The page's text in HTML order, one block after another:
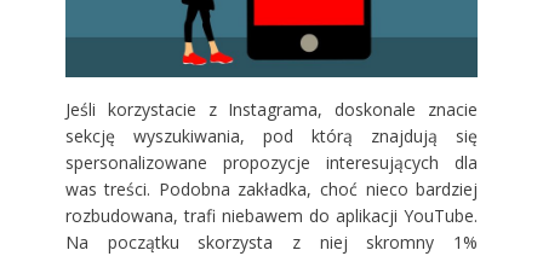
Jeśli korzystacie z Instagrama, doskonale znacie
sekcję wyszukiwania, pod którą znajdują się
spersonalizowane propozycje interesujących dla
was treści. Podobna zakładka, choć nieco bardziej
rozbudowana, trafi niebawem do aplikacji YouTube.
Na początku skorzysta z niej skromny 1%